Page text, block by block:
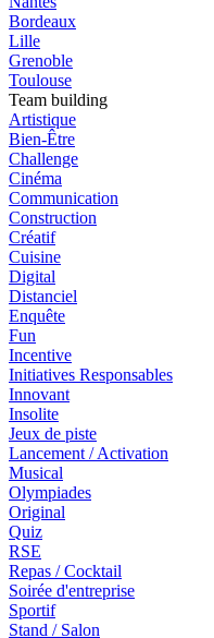
Bordeaux
Lille
Grenoble
Toulouse
Team building
Artistique
Bien-Être
Challenge
Cinéma
Communication
Construction
Créatif
Cuisine
Digital
Distanciel
Enquête
Fun
Incentive
Initiatives Responsables
Innovant
Insolite
Jeux de piste
Lancement / Activation
Musical
Olympiades
Original
Quiz
RSE
Repas / Cocktail
Soirée d'entreprise
Sportif
Stand / Salon